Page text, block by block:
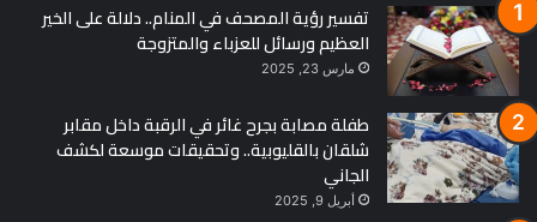
ترى الدكتورة مروة كمال أن بذور الشيا ليست مجرد “موضة غذائية”،
بل إضافة حقيقية ومؤثرة لأي نظام صحي، خاصةً لمن يسعى لتحسين
جودة حياته بشكل شامل، من صحة الأمعاء إلى نشاط الدماغ.
تفسير رؤية المصحف في المنام.. دلالة على الخير
العظيم ورسائل للعزباء والمتزوجة
مارس 23, 2025
طفلة مصابة بجرح غائر في الرقبة داخل مقابر
شلقان بالقليوبية.. وتحقيقات موسعة لكشف
الجاني
أبريل 9, 2025